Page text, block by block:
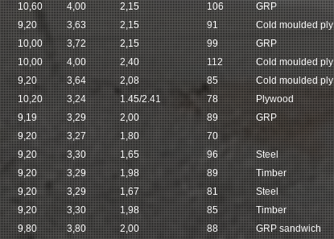
10,60 4,00 2,15 106 GRP
9,20 3,63 2,15 91 Cold moulded ply
10,00 3,72 2,15 99 GRP
10,00 4,00 2,40 112 Cold moulded ply
9,20 3,64 2,08 85 Cold moulded ply
10,20 3,24 1.45/2.41 78 Plywood
9,19 3,29 2,00 89 GRP
9,20 3,27 1,80 70
9,20 3,30 1,65 96 Steel
9,20 3,29 1,98 89 Timber
9,20 3,29 1,67 81 Steel
9,20 3,30 1,98 85 Timber
9,80 3,80 2,00 88 GRP sandwich